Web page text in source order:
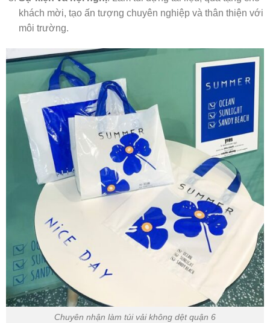
khách mời, tạo ấn tượng chuyên nghiệp và thân thiện với
môi trường.
Chuyên nhận làm túi vải không dệt quận 6